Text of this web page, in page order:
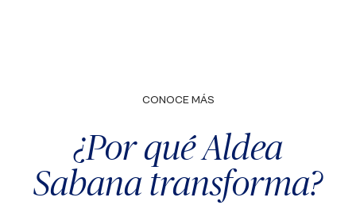
CONOCE MÁS
¿Por qué Aldea
Sabana transforma?